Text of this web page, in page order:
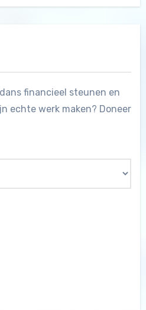
financieel steunen en
echte werk maken? Doneer